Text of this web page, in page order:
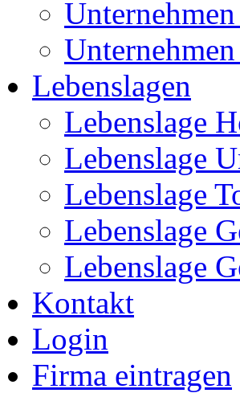
Lebenslagen
Lebenslage
Lebenslage
Lebenslage
Lebenslage
Lebenslage
Kontakt
Login
Firma eintragen